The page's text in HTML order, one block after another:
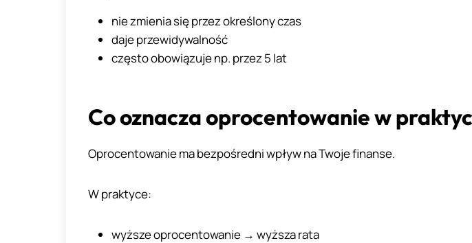
nie zmienia się przez określony czas
daje przewidywalność
często obowiązuje np. przez 5 lat
Co oznacza oprocentowanie w
Oprocentowanie ma bezpośredni wpływ na Twoje finanse.
W praktyce:
wyższe oprocentowanie → wyższa rata